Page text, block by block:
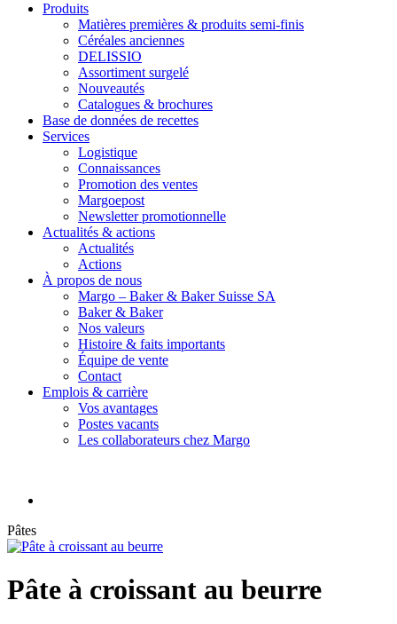
Produits
Matières premières & produits semi-finis
Céréales anciennes
DELISSIO
Assortiment surgelé
Nouveautés
Catalogues & brochures
Base de données de recettes
Services
Logistique
Connaissances
Promotion des ventes
Margoepost
Newsletter promotionnelle
Actualités & actions
Actualités
Actions
À propos de nous
Margo – Baker & Baker Suisse SA
Baker & Baker
Nos valeurs
Histoire & faits importants
Équipe de vente
Contact
Emplois & carrière
Vos avantages
Postes vacants
Les collaborateurs chez Margo
Pâtes
Pâte à croissant au beurre